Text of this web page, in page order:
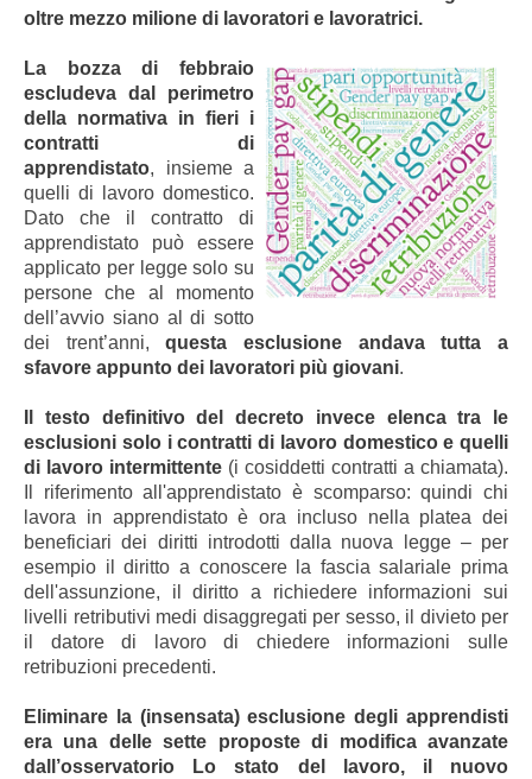
oltre mezzo milione di lavoratori e lavoratrici.
La bozza di febbraio
escludeva dal perimetro
della normativa in fieri i
contratti di
apprendistato, insieme a
quelli di lavoro domestico.
Dato che il contratto di
apprendistato può essere
applicato per legge solo su
persone che al momento
dell’avvio siano al di sotto
dei trent’anni,questa esclusione andava tutta a
sfavore appunto dei lavoratori più giovani.
Il testo definitivo del decreto invece elenca tra le
esclusioni solo i contratti di lavoro domestico e quelli
di lavoro intermittente (i cosiddetti contratti a chiamata).
Il riferimento all'apprendistato è scomparso: quindi chi
lavora in apprendistato è ora incluso nella platea dei
beneficiari dei diritti introdotti dalla nuova legge – per
esempio il diritto a conoscere la fascia salariale prima
dell'assunzione, il diritto a richiedere informazioni sui
livelli retributivi medi disaggregati per sesso, il divieto per
il datore di lavoro di chiedere informazioni sulle
retribuzioni precedenti.
Eliminare la (insensata) esclusione degli apprendisti
era una delle sette proposte di modifica avanzate
dall’osservatorio Lo stato del lavoro, il nuovo